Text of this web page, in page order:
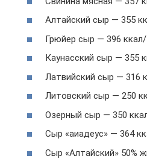
Алтайский сыр — 355
Грюйер сыр — 396 ккал/
Каунасский сыр — 355
Латвийский сыр — 316
Литовский сыр — 250
Озерный сыр — 350
Сыр «аиадеус» — 364
Сыр «Алтайский» 50%